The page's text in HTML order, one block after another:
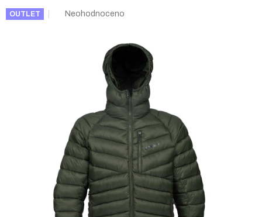
OUTLET
Průměrné
Neohodnoceno